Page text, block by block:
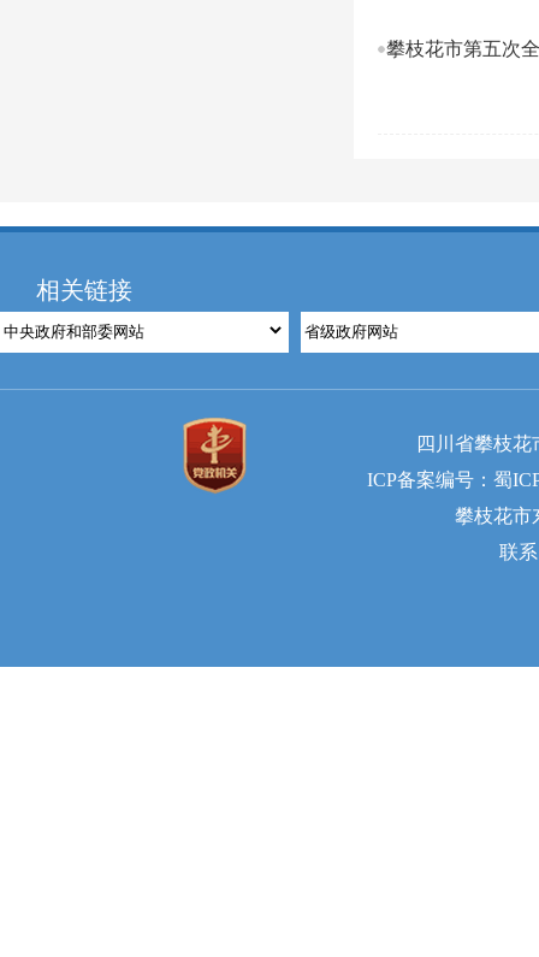
攀枝花市第五次
相关链接
四川省攀枝
ICP备案编号：蜀
攀枝花市
联